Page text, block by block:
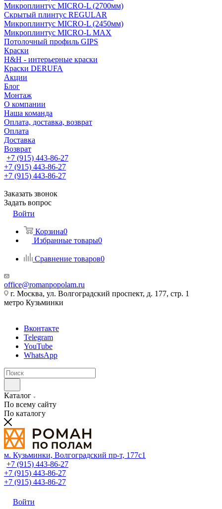
Микроплинтус MICRO-L (2700мм)
Скрытый плинтус REGULAR
Микроплинтус MICRO-L (2450мм)
Микроплинтус MICRO-L MAX
Потолочный профиль GIPS
Краски
H&H - интерьерные краски
Краски DERUFA
Акции
Блог
Монтаж
О компании
Наша команда
Оплата, доставка, возврат
Оплата
Доставка
Возврат
+7 (915) 443-86-27
+7 (915) 443-86-27
+7 (915) 443-86-27
Заказать звонок
Задать вопрос
Войти
Корзина0
Избранные товары0
Сравнение товаров0
office@romanpopolam.ru
г. Москва, ул. Волгоградский проспект, д. 177, стр. 1
метро Кузьминки
Вконтакте
Telegram
YouTube
WhatsApp
Каталог
По всему сайту
По каталогу
м. Кузьминки, Волгоградский пр‑т, 177с1
+7 (915) 443-86-27
+7 (915) 443-86-27
+7 (915) 443-86-27
Войти